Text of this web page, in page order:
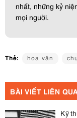
nhất, những kỷ
mọi người.
Thẻ: hoa văn
BÀI VIẾT LIÊN
Kỹ